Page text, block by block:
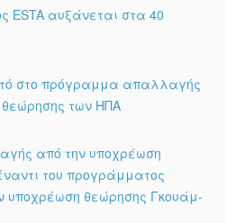
ESTA αυξάνεται στα 40
στο πρόγραμμα απαλλαγής
των ΗΠΑ
από την υποχρέωση
του προγράμματος
θεώρησης Γκουάμ-